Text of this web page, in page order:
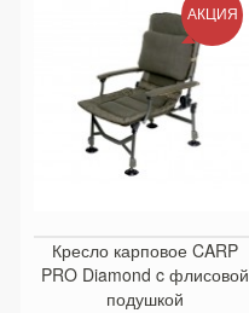
АКЦИЯ
Кресло карповое CARP
PRO Diamond c флисовой
подушкой